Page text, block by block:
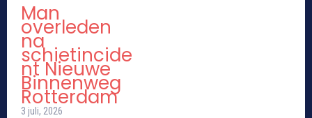
Man
overleden
na
schietincide
nt Nieuwe
Binnenweg
Rotterdam
3 juli, 2026